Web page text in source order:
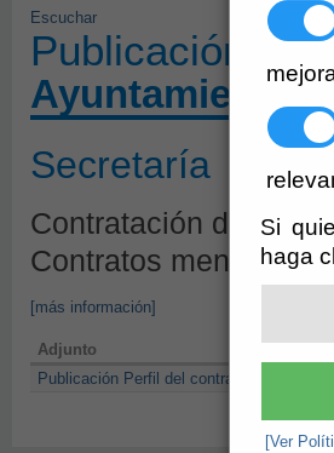
Si
haga
[Ver
Escuchar
Publicación
Ayuntamiento
Secretaría
Contratación de
Contratos menores
[más información]
Adjunto
Publicación Perfil del contratante